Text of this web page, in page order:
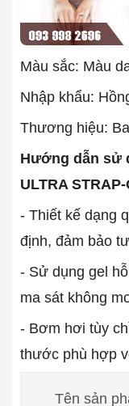
Màu sắc: Màu
Nhập khẩu:
Thương hiệu:
Hướng dẫn sử
ULTRA STRAP-
- Thiết kế dạng
định, đảm bảo
- Sử dụng gel
ma sát không
- Bơm hơi tùy
thước phù hợp
Tên sản